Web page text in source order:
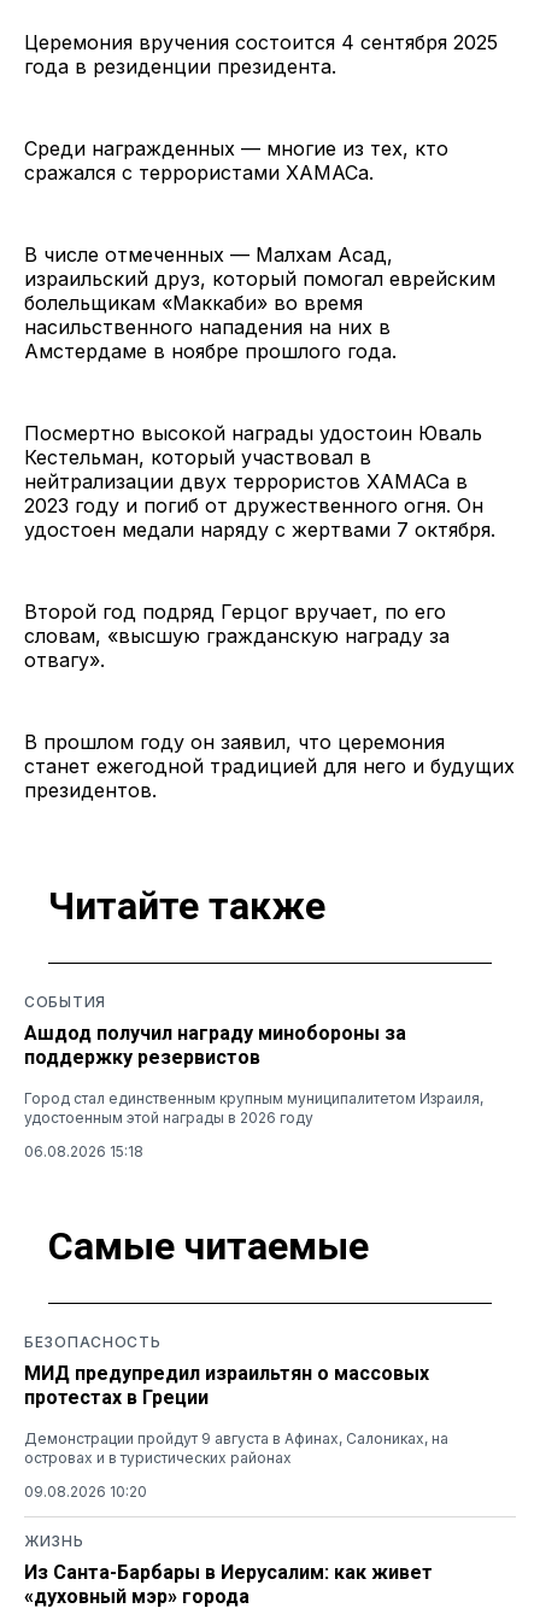
Церемония вручения состоится 4 сентября 2025
года в резиденции президента.
Среди награжденных — многие из тех, кто
сражался с террористами ХАМАСа.
В числе отмеченных — Малхам Асад,
израильский друз, который помогал еврейским
болельщикам «Маккаби» во время
насильственного нападения на них в
Амстердаме в ноябре прошлого года.
Посмертно высокой награды удостоин Юваль
Кестельман, который участвовал в
нейтрализации двух террористов ХАМАСа в
2023 году и погиб от дружественного огня. Он
удостоен медали наряду с жертвами 7 октября.
Второй год подряд Герцог вручает, по его
словам, «высшую гражданскую награду за
отвагу».
В прошлом году он заявил, что церемония
станет ежегодной традицией для него и будущих
президентов.
Читайте также
СОБЫТИЯ
Ашдод получил награду минобороны за
поддержку резервистов
Город стал единственным крупным муниципалитетом Израиля,
удостоенным этой награды в 2026 году
06.08.2026 15:18
Самые читаемые
БЕЗОПАСНОСТЬ
МИД предупредил израильтян о массовых
протестах в Греции
Демонстрации пройдут 9 августа в Афинах, Салониках, на
островах и в туристических районах
09.08.2026 10:20
ЖИЗНЬ
Из Санта-Барбары в Иерусалим: как живет
«духовный мэр» города